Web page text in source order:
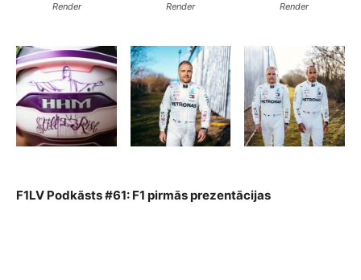
Render
Render
Render
F1LV Podkāsts #61: F1 pirmās prezentācijas